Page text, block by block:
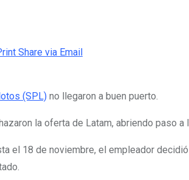
Share via Email
(SPL) no llegaron a buen puerto.
la oferta de Latam, abriendo paso
el 18 de noviembre, el empleador